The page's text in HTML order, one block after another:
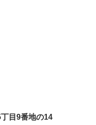
目9番地の14